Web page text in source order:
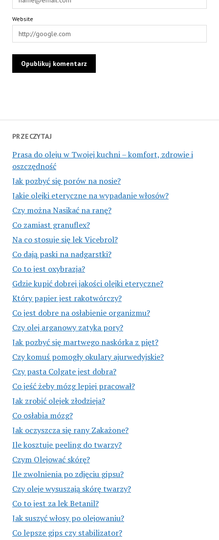
PRZECZYTAJ
Prasa do oleju w Twojej kuchni – komfort, zdrowie i
oszczędność
Jak pozbyć się porów na nosie?
Jakie olejki eteryczne na wypadanie włosów?
Czy można Nasikać na ranę?
Co zamiast granuflex?
Na co stosuje się lek Vicebrol?
Co dają paski na nadgarstki?
Co to jest oxybrazja?
Gdzie kupić dobrej jakości olejki eteryczne?
Który papier jest rakotwórczy?
Co jest dobre na osłabienie organizmu?
Czy olej arganowy zatyka pory?
Jak pozbyć się martwego naskórka z pięt?
Czy komuś pomogły okulary ajurwedyjskie?
Czy pasta Colgate jest dobra?
Co jeść żeby mózg lepiej pracował?
Jak zrobić olejek złodzieja?
Co osłabia mózg?
Jak oczyszcza się rany Zakażone?
Ile kosztuje peeling do twarzy?
Czym Olejować skórę?
Ile zwolnienia po zdjęciu gipsu?
Czy oleje wysuszają skórę twarzy?
Co to jest za lek Betanil?
Jak suszyć włosy po olejowaniu?
Co lepsze gips czy stabilizator?
Website